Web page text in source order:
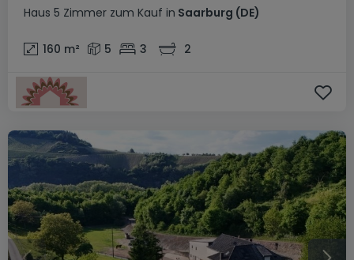
Haus 5 Zimmer zum Kauf in Saarburg (DE)
160 m² 5 3 2